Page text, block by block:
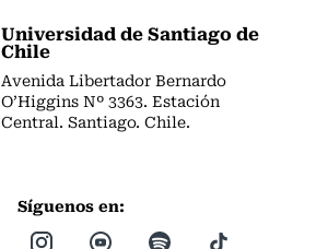
Universidad de Santiago de
Chile
Avenida Libertador Bernardo
O’Higgins Nº 3363. Estación
Central. Santiago. Chile.
Síguenos en: